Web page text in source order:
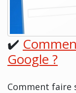
✔️
Google ?
Comment faire